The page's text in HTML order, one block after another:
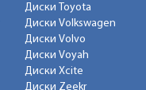
Диски Toyota
Диски Volkswagen
Диски Volvo
Диски Voyah
Диски Xcite
Диски Zeekr